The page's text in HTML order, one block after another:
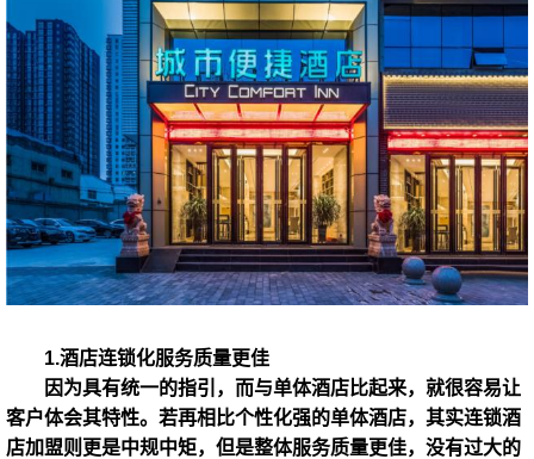
1.酒店连锁化服务质量更佳
因为具有统一的指引，而与单体酒店比起来，就很容易让
客户体会其特性。若再相比个性化强的单体酒店，其实连锁酒
店加盟则更是中规中矩，但是整体服务质量更佳，没有过大的